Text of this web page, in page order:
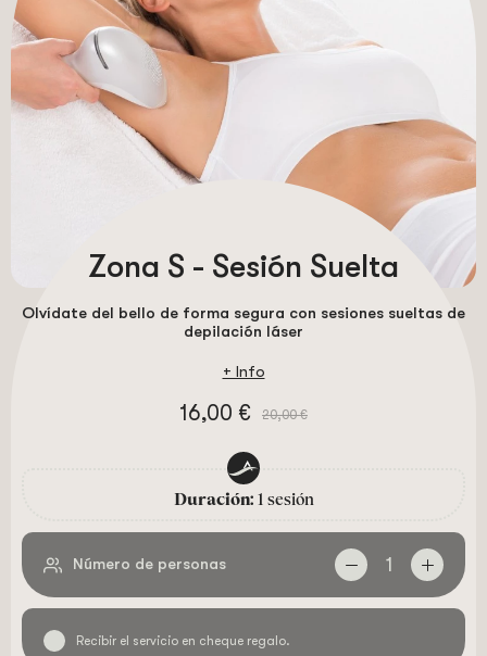
Zona S - Sesión Suelta
Olvídate del bello de forma segura con sesiones sueltas de
depilación láser
+ Info
16,00 € 20,00 €
Duración: 1 sesión
Número de personas 1
Recibir el servicio en cheque regalo.